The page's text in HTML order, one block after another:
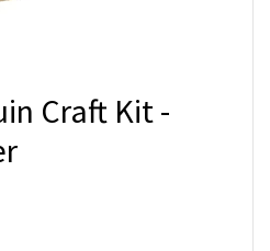
Craft Kit -